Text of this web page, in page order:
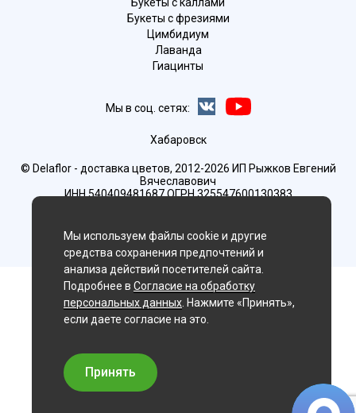
Букеты с фрезиями
Цимбидиум
Лаванда
Гиацинты
Мы в соц. сетях:
Хабаровск
© Delaflor - доставка цветов, 2012-2026 ИП Рыжков Евгений
Вячеславович
ИНН 540409481687 ОГРН 325547600130383
Мы используем файлы cookie и другие
средства сохранения предпочтений и
анализа действий посетителей сайта.
Подробнее в Согласие на обработку
персональных данных . Нажмите «Принять»,
если даете согласие на это.
Принять